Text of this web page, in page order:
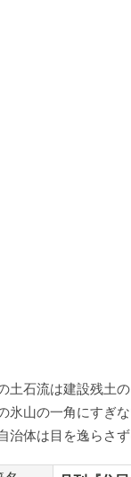
土石流は建設残土
氷山の一角にすぎ
治体は目を逸らさ